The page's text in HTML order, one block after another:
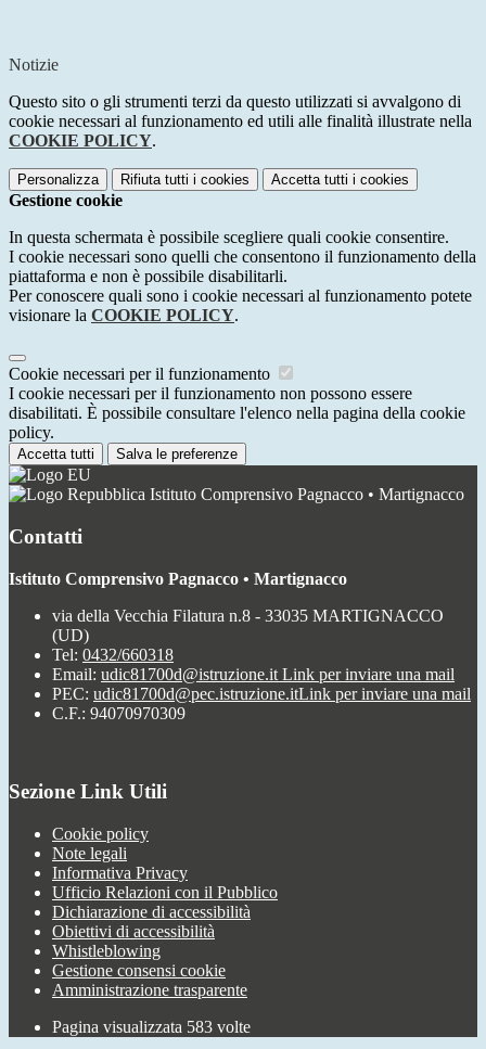
Notizie
Questo sito o gli strumenti terzi da questo utilizzati si avvalgono di
cookie necessari al funzionamento ed utili alle finalità illustrate nella
COOKIE POLICY.
Personalizza Rifiuta tutti i cookies Accetta tutti i cookies
Gestione cookie
In questa schermata è possibile scegliere quali cookie consentire.
I cookie necessari sono quelli che consentono il funzionamento della
piattaforma e non è possibile disabilitarli.
Per conoscere quali sono i cookie necessari al funzionamento potete
visionare la COOKIE POLICY.
Cookie necessari per il funzionamento
I cookie necessari per il funzionamento non possono essere
disabilitati. È possibile consultare l'elenco nella pagina della cookie
policy.
Accetta tutti Salva le preferenze
Istituto Comprensivo Pagnacco • Martignacco
Contatti
Istituto Comprensivo Pagnacco • Martignacco
via della Vecchia Filatura n.8 - 33035 MARTIGNACCO
(UD)
Tel: 0432/660318
Email: udic81700d@istruzione.it Link per inviare una mail
PEC: udic81700d@pec.istruzione.itLink per inviare una mail
C.F.: 94070970309
Sezione Link Utili
Cookie policy
Note legali
Informativa Privacy
Ufficio Relazioni con il Pubblico
Dichiarazione di accessibilità
Obiettivi di accessibilità
Whistleblowing
Gestione consensi cookie
Amministrazione trasparente
Pagina visualizzata 583 volte